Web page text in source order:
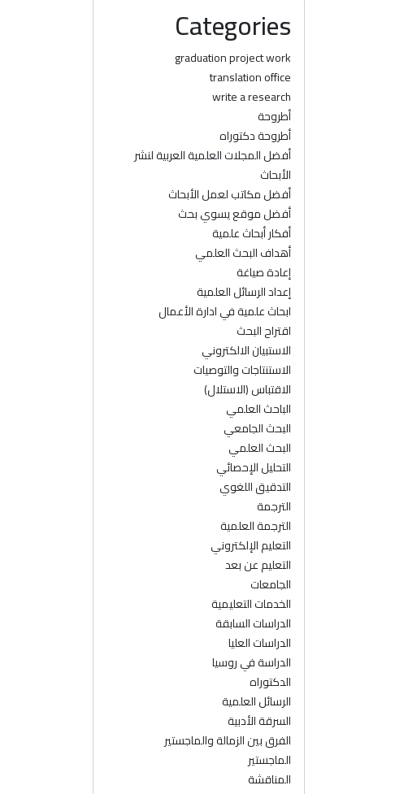
Categories
graduation project work
translation office
write a research
أطروحة
أطروحة دكتوراه
أفضل المجلات العلمية العربية لنشر
الأبحاث
أفضل مكاتب لعمل الأبحاث
أفضل موقع يسوي بحث
أفكار أبحاث علمية
أهداف البحث العلمي
إعادة صياغة
إعداد الرسائل العلمية
ابحاث علمية في ادارة الأعمال
اقتراح البحث
الاستبيان الالكتروني
الاستنتاجات والتوصيات
الاقتباس (الاستلال)
الباحث العلمي
البحث الجامعي
البحث العلمي
التحليل الإحصائي
التدقيق اللغوي
الترجمة
الترجمة العلمية
التعليم الإلكتروني
التعليم عن بعد
الجامعات
الخدمات التعليمية
الدراسات السابقة
الدراسات العليا
الدراسة في روسيا
الدكتوراه
الرسائل العلمية
السرقة الأدبية
الفرق بين الزمالة والماجستير
الماجستير
المناقشة